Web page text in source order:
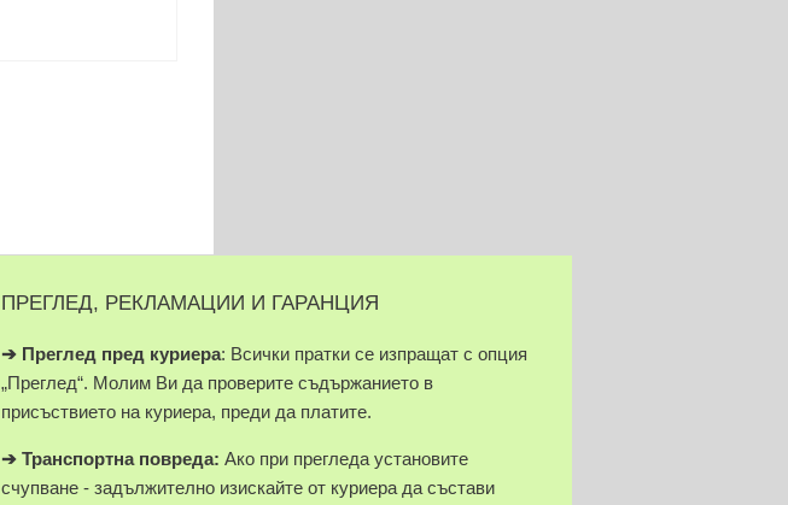
ПРЕГЛЕД, РЕКЛАМАЦИИ И ГАРАНЦИЯ
➔ Преглед пред куриера: Всички пратки се изпращат с опция
„Преглед“. Молим Ви да проверите съдържанието в
присъствието на куриера, преди да платите.
➔ Транспортна повреда: Ако при прегледа установите
счупване - задължително изискайте от куриера да състави